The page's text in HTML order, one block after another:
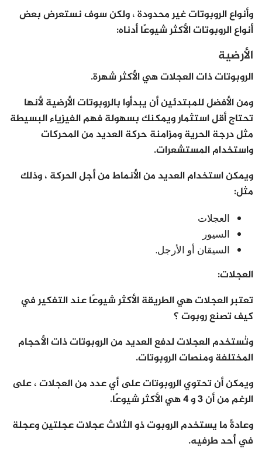
وأنواع الروبوتات غير محدودة ، ولكن سوف نستعرض بعض
أنواع الروبوتات الأكثر شيوعًا أدناه:
الأرضية
الروبوتات ذات العجلات هي الأكثر شهرة.
ومن الأفضل للمبتدئين أن يبدأوا بالروبوتات الأرضية لأنها
تحتاج أقل استثمار ويمكنك بسهولة فهم الفيزياء البسيطة
مثل درجة الحرية ومزامنة حركة العديد من المحركات
واستخدام المستشعرات.
ويمكن استخدام العديد من الأنماط من أجل الحركة ، وذلك
مثل:
العجلات
السيور
السيقان أو الأرجل.
العجلات:
تعتبر العجلات هي الطريقة الأكثر شيوعًا عند التفكير في
كيف تصنع روبوت ؟
وتُستخدم العجلات لدفع العديد من الروبوتات ذات الأحجام
المختلفة ومنصات الروبوتات.
ويمكن أن تحتوي الروبوتات على أي عدد من العجلات ، على
الرغم من أن 3 و 4 هي الأكثر شيوعًا.
وعادةً ما يستخدم الروبوت ذو الثلاث عجلات عجلتين وعجلة
في أحد طرفيه.